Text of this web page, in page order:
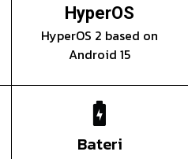
HyperOS
HyperOS 2 based on
Android 15
Bateri